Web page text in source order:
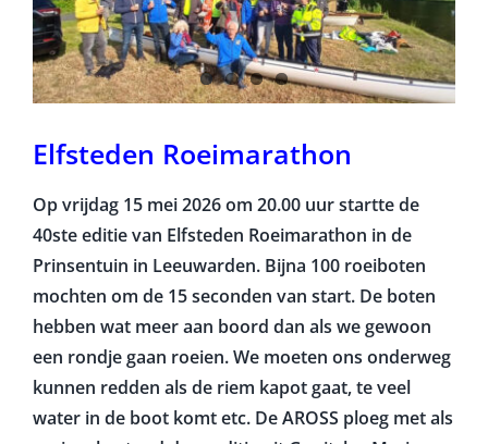
Elfsteden Roeimarathon
Op vrijdag 15 mei 2026 om 20.00 uur startte de
40ste editie van Elfsteden Roeimarathon in de
Prinsentuin in Leeuwarden. Bijna 100 roeiboten
mochten om de 15 seconden van start. De boten
hebben wat meer aan boord dan als we gewoon
een rondje gaan roeien. We moeten ons onderweg
kunnen redden als de riem kapot gaat, te veel